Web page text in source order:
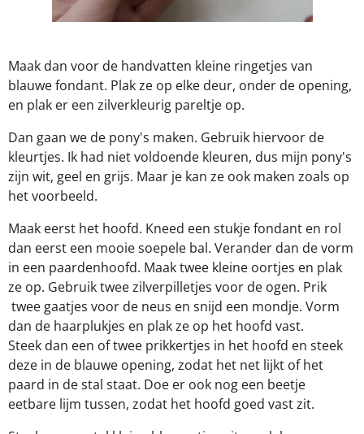
Maak dan voor de handvatten kleine ringetjes van
blauwe fondant. Plak ze op elke deur, onder de opening,
en plak er een zilverkleurig pareltje op.
Dan gaan we de pony's maken. Gebruik hiervoor de
kleurtjes. Ik had niet voldoende kleuren, dus mijn pony's
zijn wit, geel en grijs. Maar je kan ze ook maken zoals op
het voorbeeld.
Maak eerst het hoofd. Kneed een stukje fondant en rol
dan eerst een mooie soepele bal. Verander dan de vorm
in een paardenhoofd. Maak twee kleine oortjes en plak
ze op. Gebruik twee zilverpilletjes voor de ogen. Prik
twee gaatjes voor de neus en snijd een mondje. Vorm
dan de haarplukjes en plak ze op het hoofd vast.
Steek dan een of twee prikkertjes in het hoofd en steek
deze in de blauwe opening, zodat het net lijkt of het
paard in de stal staat. Doe er ook nog een beetje
eetbare lijm tussen, zodat het hoofd goed vast zit.